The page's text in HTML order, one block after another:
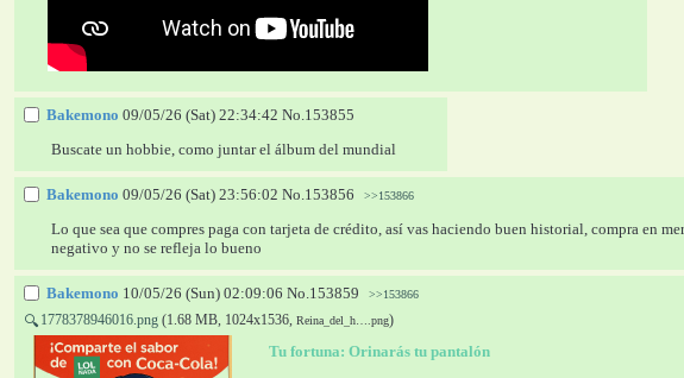
Bakemono 09/05/26 (Sat) 22:34:42 No. 153855
Buscate un hobbie, como juntar el álbum del mundial
Bakemono 09/05/26 (Sat) 23:56:02 No. 153856 >>153866
Lo que sea que compres paga con tarjeta de crédito, así vas haciendo buen historial, compra en
negativo y no se refleja lo bueno
Bakemono 10/05/26 (Sun) 02:09:06 No. 153859 >>153866
🔍 1778378946016.png (1.68 MB, 1024x1536, Reina_del_h….png)
Tu fortuna: Orinarás tu pantalón